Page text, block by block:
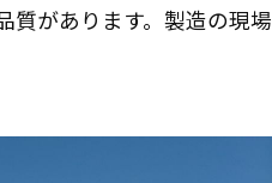
質があります。製造の現場